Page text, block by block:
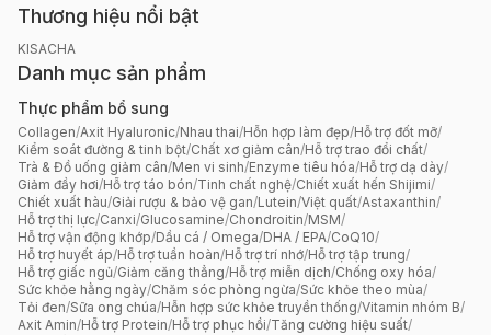
Thương hiệu nổi bật
KISACHA
Danh mục sản phẩm
Thực phẩm bổ sung
Collagen/Axit Hyaluronic/Nhau thai/Hỗn hợp làm đẹp/Hỗ trợ đốt mỡ/
Kiểm soát đường & tinh bột/Chất xơ giảm cân/Hỗ trợ trao đổi chất/
Trà & Đồ uống giảm cân/Men vi sinh/Enzyme tiêu hóa/Hỗ trợ dạ dày/
Giảm đầy hơi/Hỗ trợ táo bón/Tinh chất nghệ/Chiết xuất hến Shijimi/
Chiết xuất hàu/Giải rượu & bảo vệ gan/Lutein/Việt quất/Astaxanthin/
Hỗ trợ thị lực/Canxi/Glucosamine/Chondroitin/MSM/
Hỗ trợ vận động khớp/Dầu cá / Omega/DHA / EPA/CoQ10/
Hỗ trợ huyết áp/Hỗ trợ tuần hoàn/Hỗ trợ trí nhớ/Hỗ trợ tập trung/
Hỗ trợ giấc ngủ/Giảm căng thẳng/Hỗ trợ miễn dịch/Chống oxy hóa/
Sức khỏe hằng ngày/Chăm sóc phòng ngừa/Sức khỏe theo mùa/
Tỏi đen/Sữa ong chúa/Hỗn hợp sức khỏe truyền thống/Vitamin nhóm B/
Axit Amin/Hỗ trợ Protein/Hỗ trợ phục hồi/Tăng cường hiệu suất/